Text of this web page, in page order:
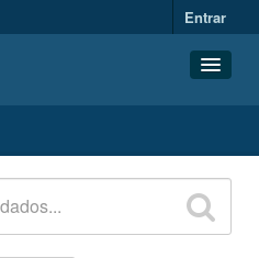
Entrar